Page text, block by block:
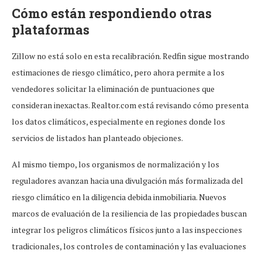
Cómo están respondiendo otras
plataformas
Zillow no está solo en esta recalibración. Redfin sigue mostrando
estimaciones de riesgo climático, pero ahora permite a los
vendedores solicitar la eliminación de puntuaciones que
consideran inexactas. Realtor.com está revisando cómo presenta
los datos climáticos, especialmente en regiones donde los
servicios de listados han planteado objeciones.
Al mismo tiempo, los organismos de normalización y los
reguladores avanzan hacia una divulgación más formalizada del
riesgo climático en la diligencia debida inmobiliaria. Nuevos
marcos de evaluación de la resiliencia de las propiedades buscan
integrar los peligros climáticos físicos junto a las inspecciones
tradicionales, los controles de contaminación y las evaluaciones